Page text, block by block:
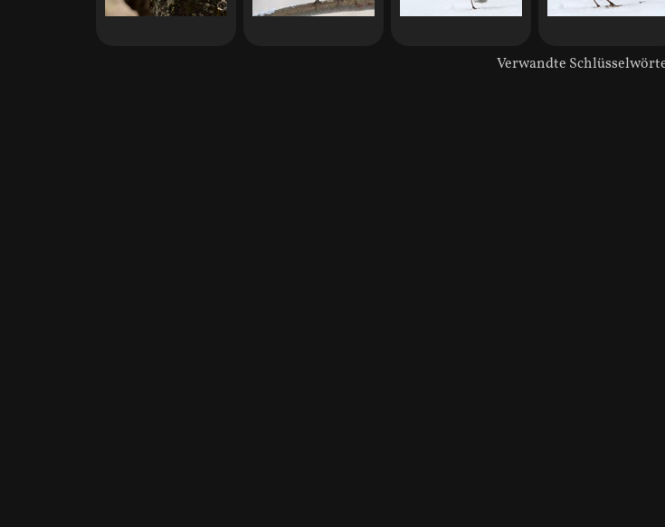
Verwandte